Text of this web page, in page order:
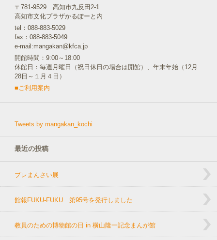
〒781-9529 高知市九反田2-1
高知市文化プラザかるぽーと内
tel：088-883-5029
fax：088-883-5049
e-mail:mangakan@kfca.jp
開館時間：9:00～18:00
休館日：毎週月曜日（祝日休日の場合は開館）、年末年始（12月
28日～１月４日）
■ご利用案内
Tweets by mangakan_kochi
最近の投稿
プレまんさい展
館報FUKU-FUKU 第95号を発行しました
教員のための博物館の日 in 横山隆一記念まんが館